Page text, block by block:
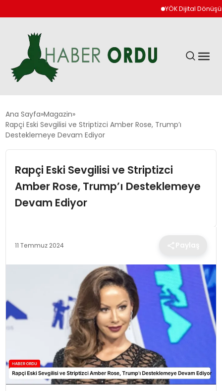
YÖK Dijital Dönüşüm
GÜNDEM
DÜNYA
EKONOMI
SIYASET
SPOR
Ana Sayfa Magazin
Rapçi Eski Sevgilisi ve Striptizci Amber Rose, Trump’ı
Desteklemeye Devam Ediyor
Rapçi Eski Sevgilisi ve Striptizci
Amber Rose, Trump’ı Desteklemeye
Devam Ediyor
11 Temmuz 2024